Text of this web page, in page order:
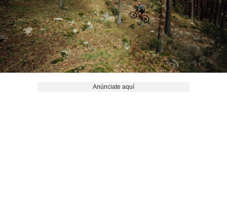
Anúnciate aquí